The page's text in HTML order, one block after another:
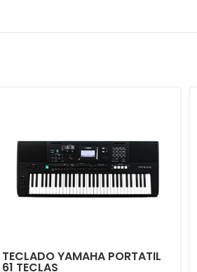
TECLADO YAMAHA PORTATIL
61 TECLAS